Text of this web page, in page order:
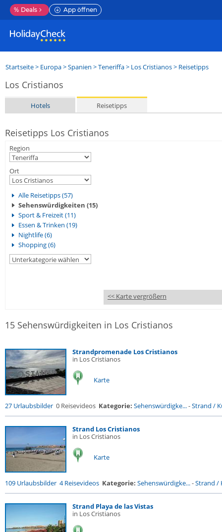
% Deals App öffnen
Startseite> Europa>Spanien >Teneriffa> Los Cristianos> Reisetipps
Los Cristianos
Hotels Reisetipps
Reisetipps Los Cristianos
Region
Ort
Alle Reisetipps (57)
Sehenswürdigkeiten (15)
Sport & Freizeit (11)
Essen & Trinken (19)
Nightlife (6)
Shopping (6)
<< Karte vergrößern
15 Sehenswürdigkeiten in Los Cristianos
Strandpromenade Los Cristianos
in Los Cristianos
Karte
27 Urlaubsbilder 0 Reisevideos Kategorie: Sehenswürdigke...-Strand /
Strand Los Cristianos
in Los Cristianos
Karte
109 Urlaubsbilder 4 Reisevideos Kategorie: Sehenswürdigke...-Strand /
Strand Playa de las Vistas
in Los Cristianos